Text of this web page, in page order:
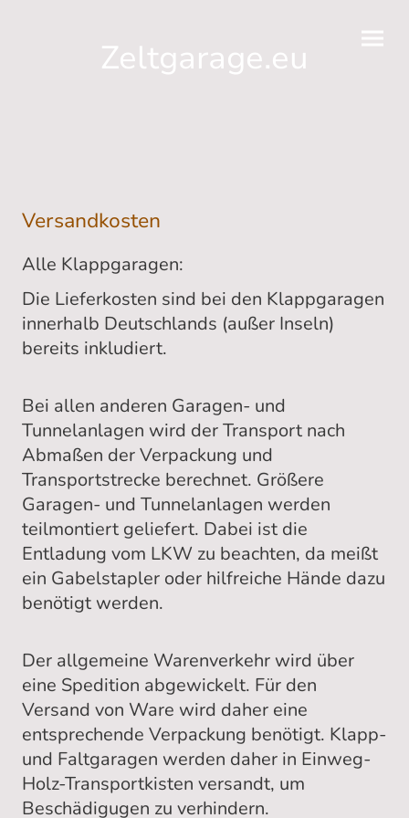
Zeltgarage.eu
Versandkosten
Alle Klappgaragen:
Die Lieferkosten sind bei den Klappgaragen
innerhalb Deutschlands (außer Inseln)
bereits inkludiert.
Bei allen anderen Garagen- und
Tunnelanlagen wird der Transport nach
Abmaßen der Verpackung und
Transportstrecke berechnet. Größere
Garagen- und Tunnelanlagen werden
teilmontiert geliefert. Dabei ist die
Entladung vom LKW zu beachten, da meißt
ein Gabelstapler oder hilfreiche Hände dazu
benötigt werden.
Der allgemeine Warenverkehr wird über
eine Spedition abgewickelt. Für den
Versand von Ware wird daher eine
entsprechende Verpackung benötigt. Klapp-
und Faltgaragen werden daher in Einweg-
Holz-Transportkisten versandt, um
Beschädigugen zu verhindern.